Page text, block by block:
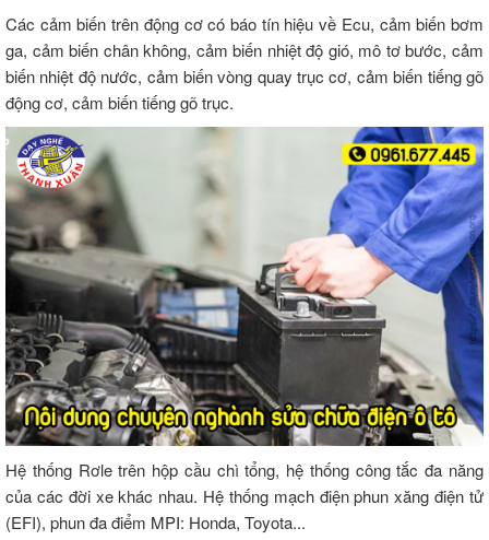
Các cảm biến trên động cơ có báo tín hiệu về Ecu, cảm biến bơm
ga, cảm biến chân không, cảm biến nhiệt độ gió, mô tơ bước, cảm
biến nhiệt độ nước, cảm biến vòng quay trục cơ, cảm biến tiếng gõ
động cơ, cảm biến tiếng gõ trục.
Hệ thống Rơle trên hộp cầu chì tổng, hệ thống công tắc đa năng
của các đời xe khác nhau. Hệ thống mạch điện phun xăng điện tử
(EFI), phun đa điểm MPI: Honda, Toyota...